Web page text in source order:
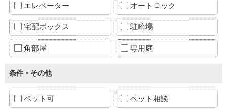
エレベーター オートロック
宅配ボックス 駐輪場
角部屋 専用庭
条件・その他
ペット可 ペット相談